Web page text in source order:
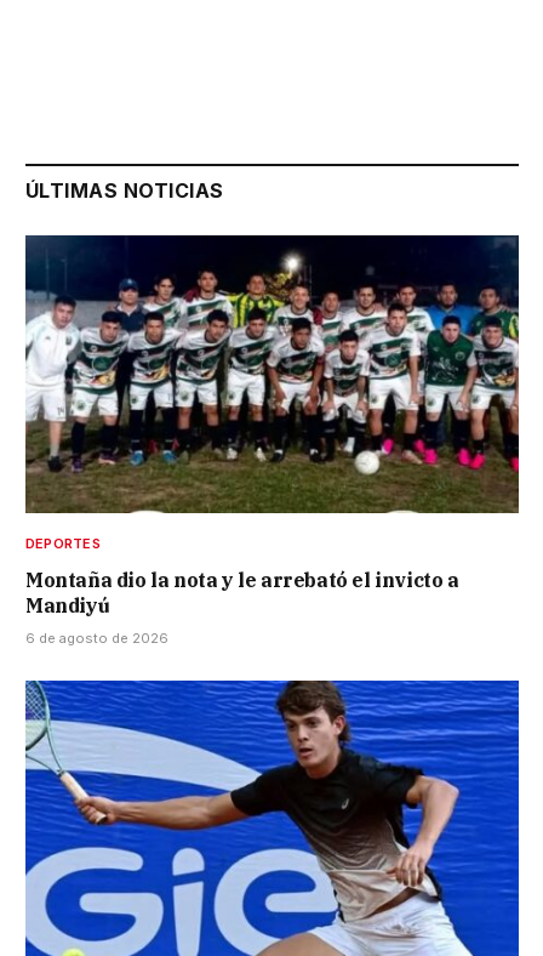
ÚLTIMAS NOTICIAS
DEPORTES
Montaña dio la nota y le arrebató el invicto a
Mandiyú
6 de agosto de 2026